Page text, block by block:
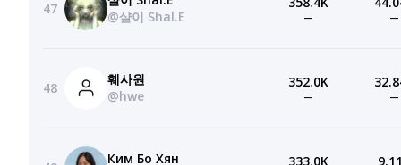
47
@샬이 Shal.E
— —
48
훼사원
@hwe
352.0K
— —
Ким Бо Хян
333.0K